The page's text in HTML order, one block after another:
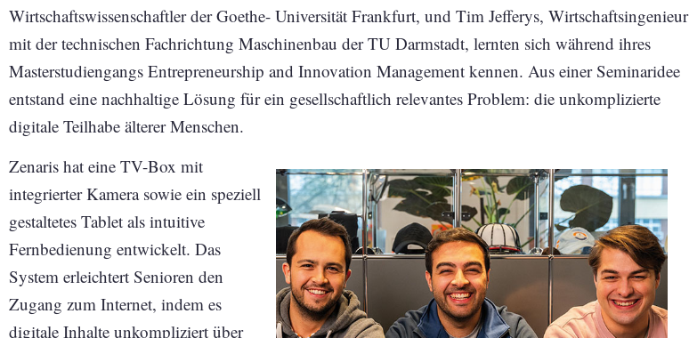
Wirtschaftswissenschaftler der Goethe- Universität Frankfurt, und Tim Jefferys, Wirtschaftsingenieur
mit der technischen Fachrichtung Maschinenbau der TU Darmstadt, lernten sich während ihres
Masterstudiengangs Entrepreneurship and Innovation Management kennen. Aus einer Seminaridee
entstand eine nachhaltige Lösung für ein gesellschaftlich relevantes Problem: die unkomplizierte
digitale Teilhabe älterer Menschen.
Zenaris hat eine TV-Box mit
integrierter Kamera sowie ein speziell
gestaltetes Tablet als intuitive
Fernbedienung entwickelt. Das
System erleichtert Senioren den
Zugang zum Internet, indem es
digitale Inhalte unkompliziert über